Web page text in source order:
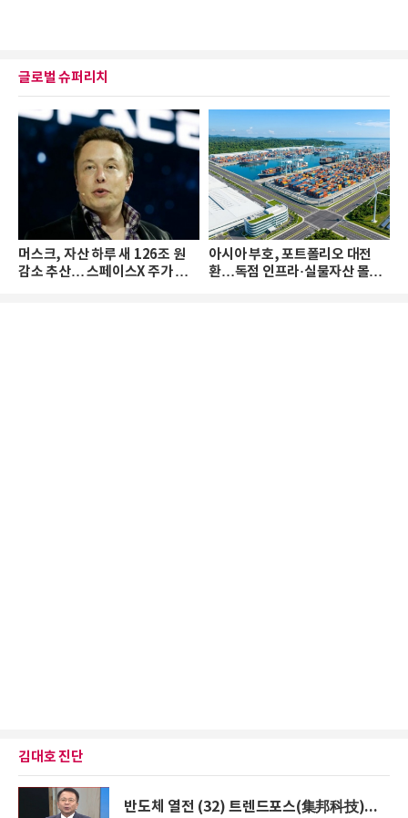
글로벌 슈퍼리치
머스크, 자산 하루 새 126조 원
감소 추산… 스페이스X 주가 하
아시아 부호, 포트폴리오 대전
환…독점 인프라·실물자산 몰린
김대호 진단
반도체 열전 (32) 트렌드포스(集邦科技)...